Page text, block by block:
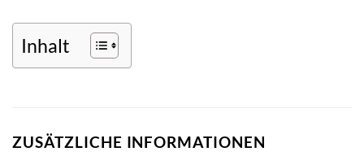
Inhalt
ZUSÄTZLICHE INFORMATIONEN